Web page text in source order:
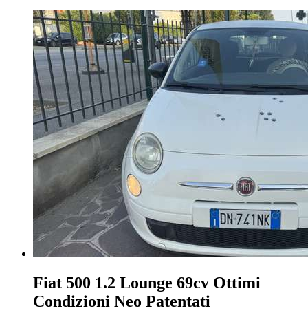
Fiat 500 1.2 Lounge 69cv Ottimi
Condizioni Neo Patentati